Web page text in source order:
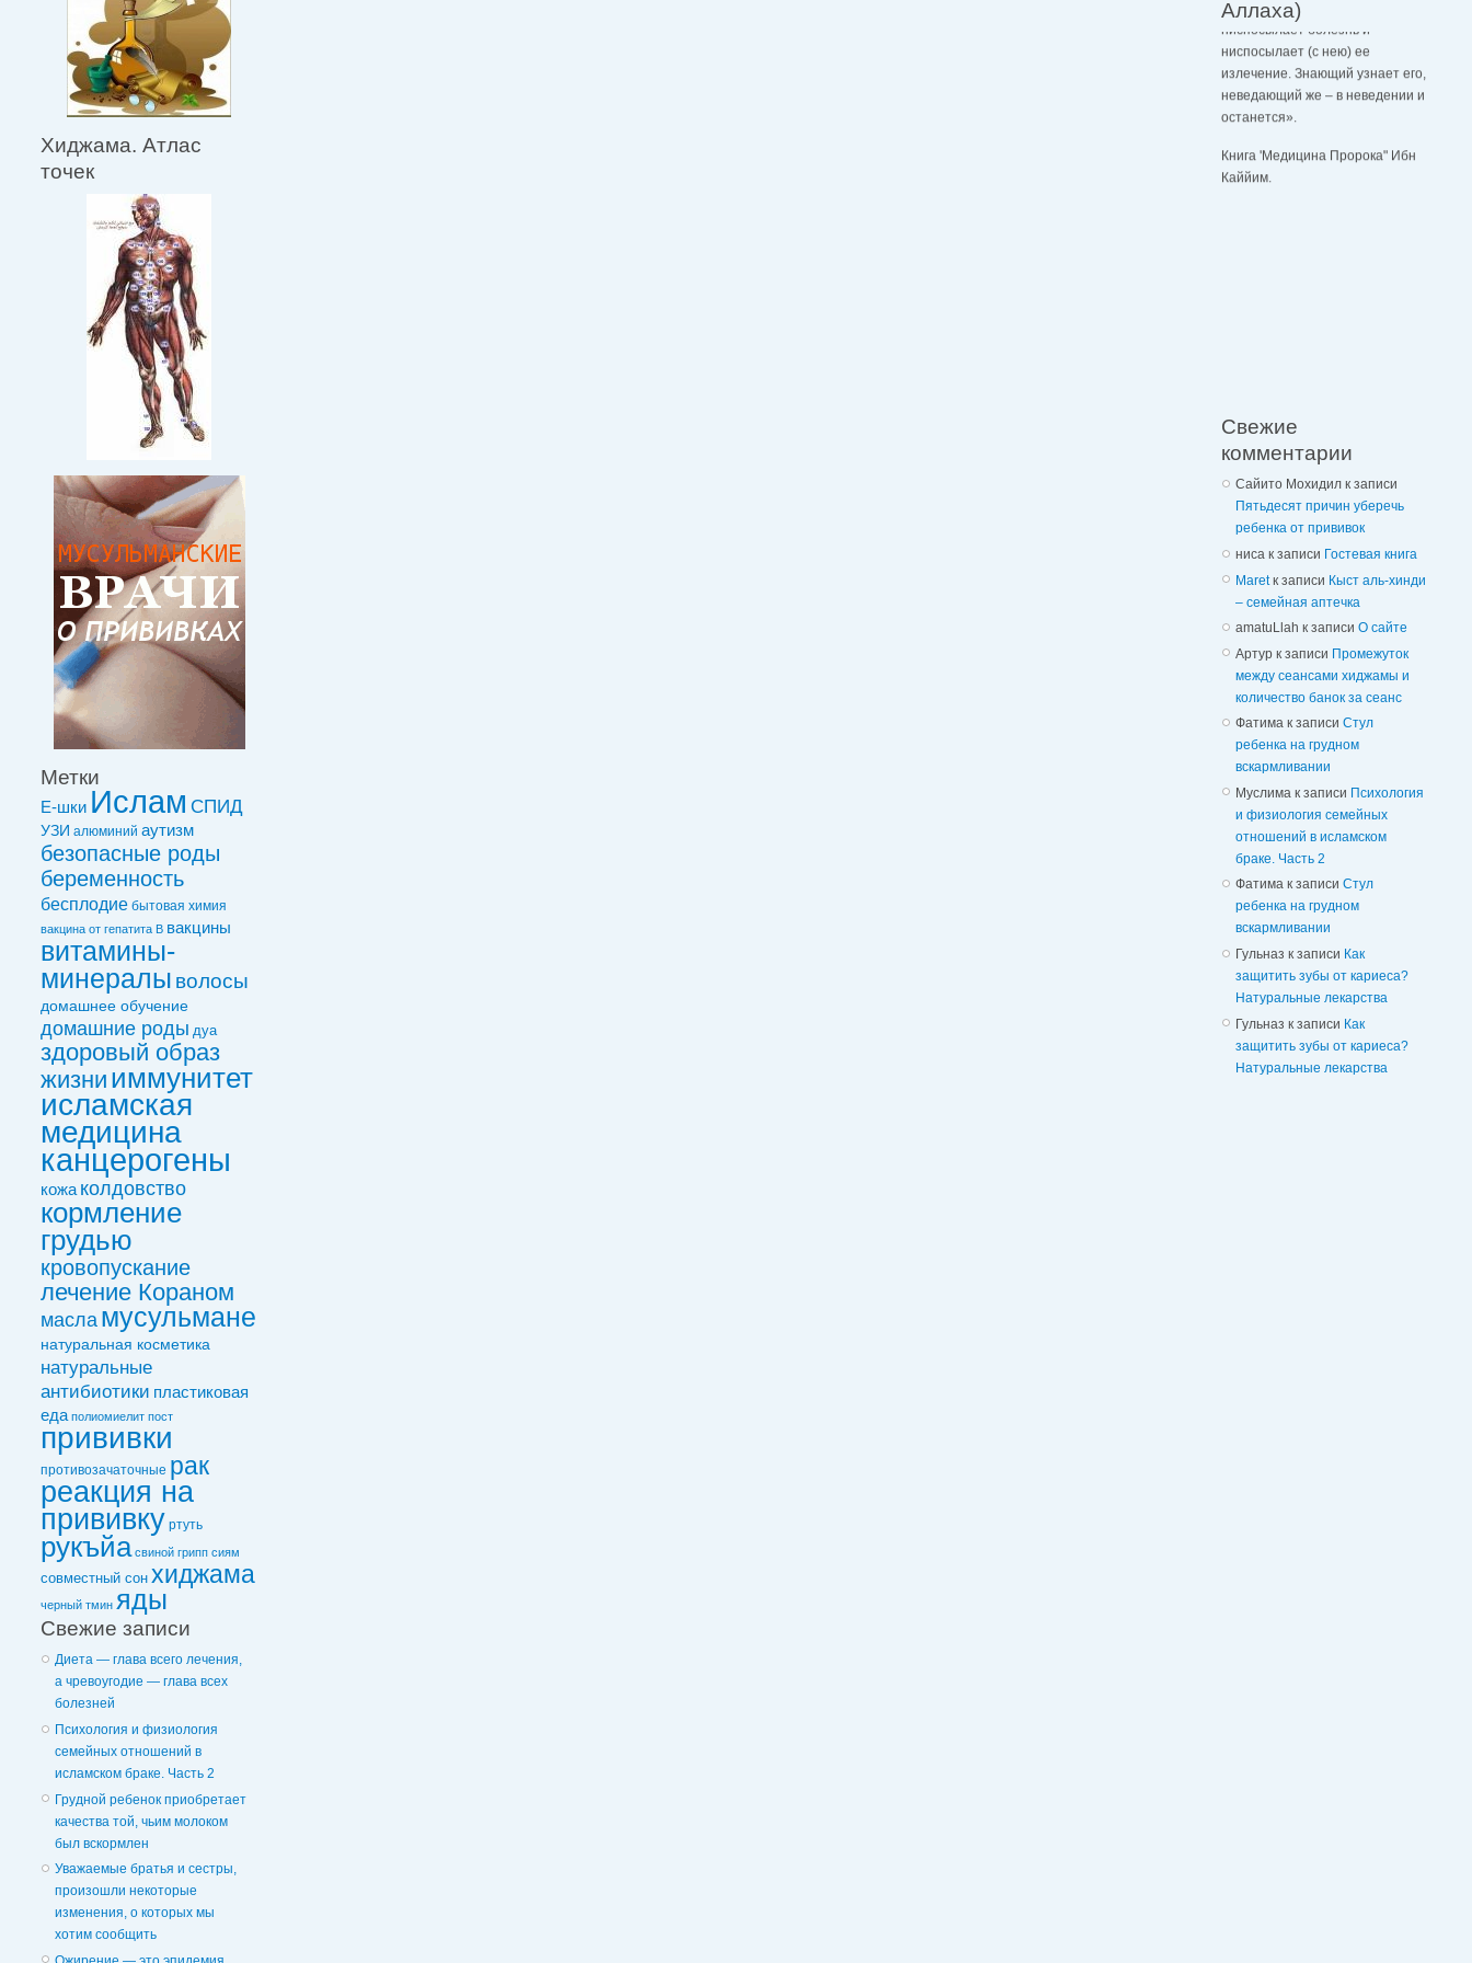
Хиджама. Атлас
точек
Метки
Е-шки Ислам СПИД
УЗИ алюминий аутизм
безопасные роды
беременность
бесплодие бытовая химия
вакцинa от гепатита В вакцины
витамины-
минералы волосы
домашнее обучение
домашние роды дуа
здоровый образ
жизни иммунитет
исламская
медицина
канцерогены
кожа колдовствo
кормление
грудью
кровопускание
лечение Кораном
масла мусульмане
натуральная косметика
натуральные
антибиотики пластиковая
еда полиомиелит пост
прививки
противозачаточные рак
реакция на
прививку ртуть
рукъйа свиной грипп сиям
совместный сон хиджама
черный тмин яды
Свежие записи
Диета — глава всего лечения,
а чревоугодие — глава всех
болезней
Психология и физиология
семейных отношений в
исламском браке. Часть 2
Грудной ребенок приобретает
качества той, чьим молоком
был вскормлен
Уважаемые братья и сестры,
произошли некоторые
изменения, о которых мы
хотим сообщить
Аллаха)
ниспосылает болезнь и
ниспосылает (с нею) ее
излечение. Знающий узнает его,
неведающий же – в неведении и
останется».
Каййим.
Свежие
комментарии
Сайито Мохидил к записи
Пятьдесят причин уберечь
ребенка от прививок
ниса к записи Гостевая книга
Maretк записи Кыст аль-хинди
– семейная аптечка
amatuLlah к записи О сайте
Артур к записи Промежуток
между сеансами хиджамы и
количество банок за сеанс
Фатима к записи Стул
ребенка на грудном
вскармливании
Муслима к записи Психология
и физиология семейных
отношений в исламском
браке. Часть 2
Фатима к записи Стул
ребенка на грудном
вскармливании
Гульназ к записи Как
защитить зубы от кариеса?
Натуральные лекарства
Гульназ к записи Как
защитить зубы от кариеса?
Натуральные лекарства